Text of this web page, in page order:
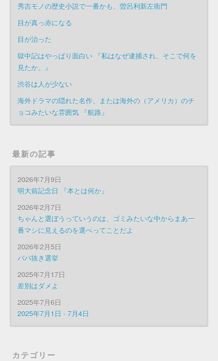
秀吉モノの歴史小説で一番かも、曽呂利新左衛門
目が真っ赤になる
目が治った
獄中記はやっぱり面白い 『私はなぜ逮捕され、そこで何を
見たか。』
渋谷は人が少ない
海外ドラマの隠れた名作、または海外の（アメリカ）のチ
ョコみたいな雰囲気 『航路』
最新の記事
2026年7月9日
明大前記念日 『本とは何か』
2026年2月7日
ちゃんと選ぼうっていうのは、ゴミみたいな中からまあ一
番マシに見えるのを選べってことだよ
2026年2月5日
ババ抜き選挙
2025年7月17日
差別はダメよ
2025年7月6日
2025年7月1日 - 7月4日
カテゴリー